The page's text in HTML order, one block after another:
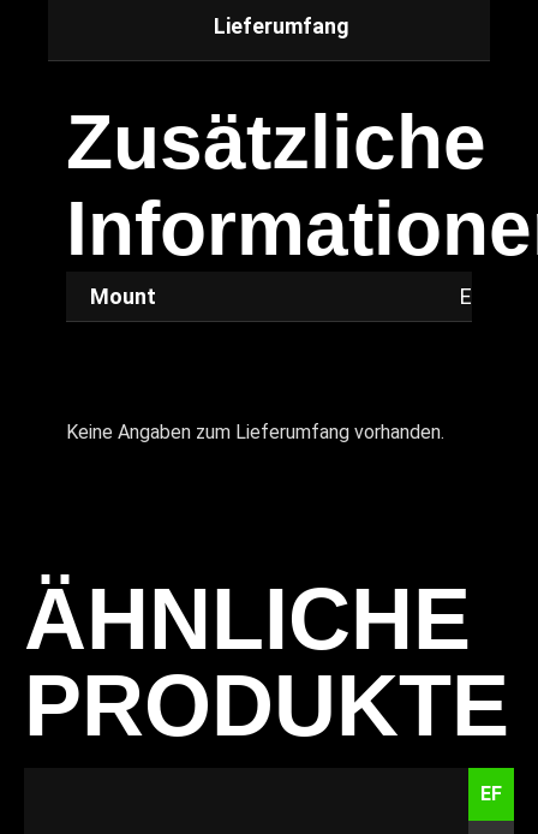
Lieferumfang
Zusätzliche
Mount E
Keine Angaben zum Lieferumfang vorhanden.
ÄHNLICHE
PRODUKTE
EF